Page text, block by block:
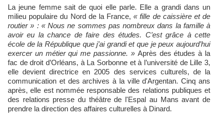
La jeune femme sait de quoi elle parle. Elle a grandi dans un
milieu populaire du Nord de la France,« fille de caissière et de
routier » : « Nous ne sommes pas nombreux dans la famille à
avoir eu la chance de faire des études. C’est grâce à cette
école de la République que j’ai grandi et que je peux aujourd’hui
exercer un métier qui me passionne. » Après des études à la
fac de droit d’Orléans, à La Sorbonne et à l’université de Lille 3,
elle devient directrice en 2005 des services culturels, de la
communication et des archives à la ville d'Argentan. Cinq ans
après, elle est nommée responsable des relations publiques et
des relations presse du théâtre de l'Espal au Mans avant de
prendre la direction des affaires culturelles à Dinard.